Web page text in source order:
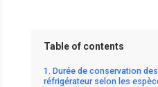
Table of contents
Durée de conservation
réfrigérateur selon les